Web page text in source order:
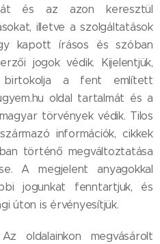
és az azon keresztül
illetve a szolgáltatások
kapott írásos és szóban
jogok védik. Kijelentjük,
a fent említett
oldal tartalmát és a
törvények védik. Tilos
információk, cikkek
történő megváltoztatása
A megjelent anyagokkal
jogunkat fenntartjuk, és
úton is érvényesítjük.
oldalainkon megvásárolt